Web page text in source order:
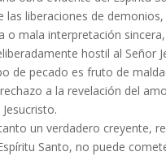
las liberaciones de
o mala interpretación
hostil al Señor
de pecado es fruto de
a la revelación del
un verdadero creyente,
Santo, no puede